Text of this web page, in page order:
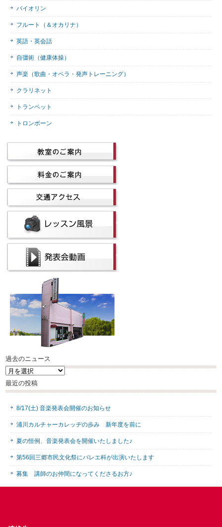
バイオリン
フルート（＆オカリナ）
英語・英会話
自彊術（健康体操）
声楽（歌曲・オペラ・発声トレーニング）
クラリネット
トランペット
トロンボーン
過去のニュース
過
去
の
ュ
ー
ス
最近の投稿
8/17(土) 音楽発表会開催のお知らせ
浦川カルチャーカレッヂの歩み 新年度を前に
夏の恒例、音楽発表会を開催いたしました♪
第56回三郷市民文化祭にバレエ科が出演いたします
募集 講師のお仲間になってくださるお方♪